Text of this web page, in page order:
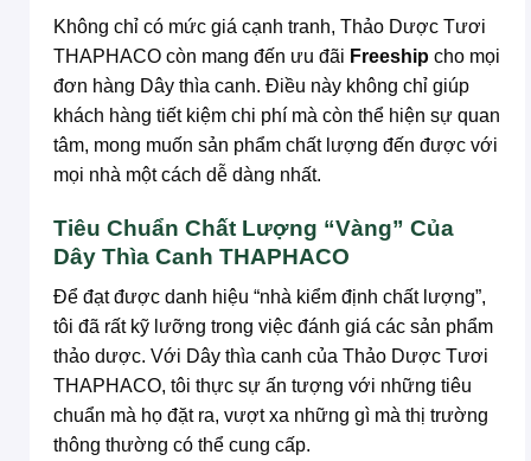
Không chỉ có mức giá cạnh tranh, Thảo Dược Tươi
THAPHACO còn mang đến ưu đãi Freeship cho mọi
đơn hàng Dây thìa canh. Điều này không chỉ giúp
khách hàng tiết kiệm chi phí mà còn thể hiện sự quan
tâm, mong muốn sản phẩm chất lượng đến được với
mọi nhà một cách dễ dàng nhất.
Tiêu Chuẩn Chất Lượng “Vàng” Của
Dây Thìa Canh THAPHACO
Để đạt được danh hiệu “nhà kiểm định chất lượng”,
tôi đã rất kỹ lưỡng trong việc đánh giá các sản phẩm
thảo dược. Với Dây thìa canh của Thảo Dược Tươi
THAPHACO, tôi thực sự ấn tượng với những tiêu
chuẩn mà họ đặt ra, vượt xa những gì mà thị trường
thông thường có thể cung cấp.